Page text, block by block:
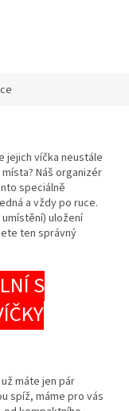
jejich víčka neustále
Náš organizér
speciálně
a vždy po ruce.
uložení
ten správný
S
máte jen pár
spíž, máme pro vás